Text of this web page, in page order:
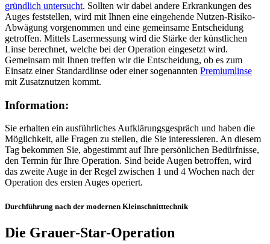
gründlich untersucht. Sollten wir dabei andere Erkrankungen des
Auges feststellen, wird mit Ihnen eine eingehende Nutzen-Risiko-
Abwägung vorgenommen und eine gemeinsame Entscheidung
getroffen. Mittels Lasermessung wird die Stärke der künstlichen
Linse berechnet, welche bei der Operation eingesetzt wird.
Gemeinsam mit Ihnen treffen wir die Entscheidung, ob es zum
Einsatz einer Standardlinse oder einer sogenannten Premiumlinse
mit Zusatznutzen kommt.
Information:
Sie erhalten ein ausführliches Aufklärungsgespräch und haben die
Möglichkeit, alle Fragen zu stellen, die Sie interessieren. An diesem
Tag bekommen Sie, abgestimmt auf Ihre persönlichen Bedürfnisse,
den Termin für Ihre Operation. Sind beide Augen betroffen, wird
das zweite Auge in der Regel zwischen 1 und 4 Wochen nach der
Operation des ersten Auges operiert.
Durchführung nach der modernen Kleinschnitttechnik
Die Grauer-Star-Operation